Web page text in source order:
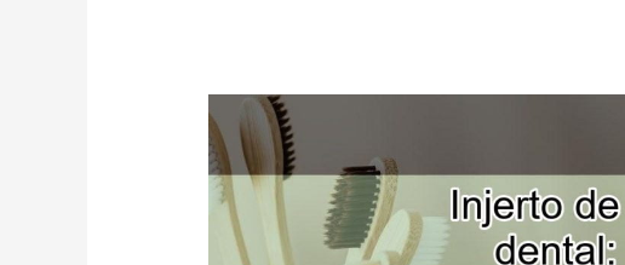
Injerto
de
hueso
dental:
una
solución